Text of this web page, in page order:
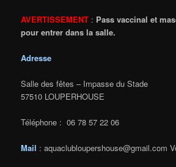
AVERTISSEMENT : Pass vaccinal et
pour entrer dans la salle.
Adresse
Salle des fêtes – Impasse du Stade
57510 LOUPERHOUSE
Téléphone : 06 78 57 22 06
Mail : aquaclubloupershouse@gmail.com